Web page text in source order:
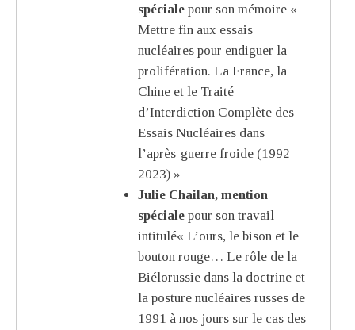
spécialepour son mémoire «
Mettre fin aux essais
nucléaires pour endiguer la
prolifération. La France, la
Chine et le Traité
d’Interdiction Complète des
Essais Nucléaires dans
l’après-guerre froide (1992-
2023) »
Julie Chailan, mention
spécialepour son travail
intitulé« L’ours, le bison et le
bouton rouge… Le rôle de la
Biélorussie dans la doctrine et
la posture nucléaires russes de
1991 à nos jours sur le cas des